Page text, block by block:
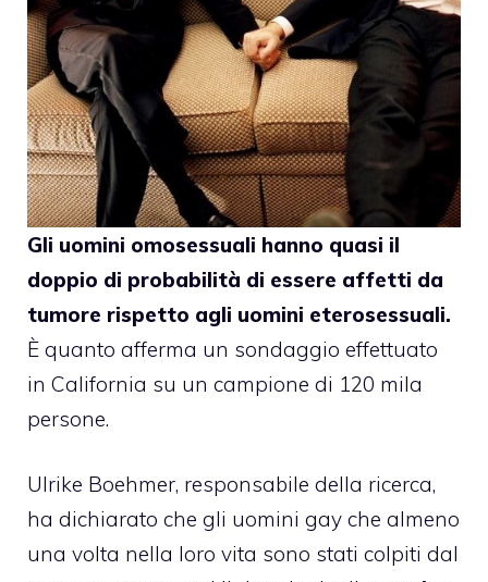
Gli uomini omosessuali hanno quasi il
doppio di probabilità di essere affetti da
tumore rispetto agli uomini eterosessuali.
È quanto afferma un sondaggio effettuato
in California su un campione di 120 mila
persone.
Ulrike Boehmer, responsabile della ricerca,
ha dichiarato che gli uomini gay che almeno
una volta nella loro vita sono stati colpiti dal